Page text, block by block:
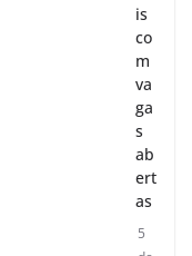
is
co
m
va
ga
s
ab
ert
as
5